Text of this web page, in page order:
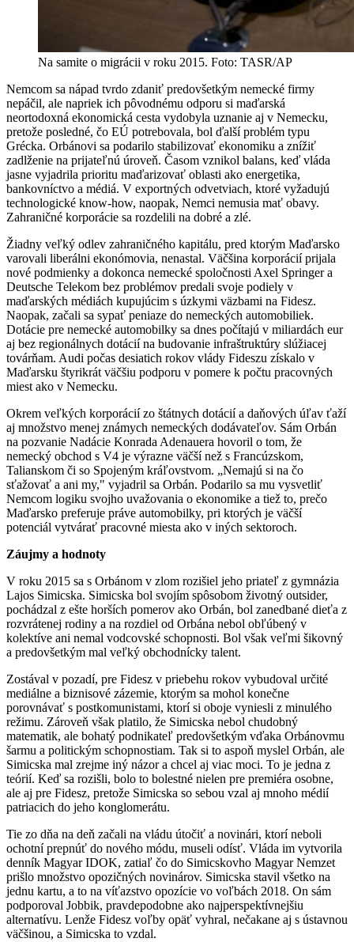
Na samite o migrácii v roku 2015. Foto: TASR/AP
Nemcom sa nápad tvrdo zdaniť predovšetkým nemecké firmy
nepáčil, ale napriek ich pôvodnému odporu si maďarská
neortodoxná ekonomická cesta vydobyla uznanie aj v Nemecku,
pretože posledné, čo EÚ potrebovala, bol ďalší problém typu
Grécka. Orbánovi sa podarilo stabilizovať ekonomiku a znížiť
zadlženie na prijateľnú úroveň. Časom vznikol balans, keď vláda
jasne vyjadrila prioritu maďarizovať oblasti ako energetika,
bankovníctvo a médiá. V exportných odvetviach, ktoré vyžadujú
technologické know-how, naopak, Nemci nemusia mať obavy.
Zahraničné korporácie sa rozdelili na dobré a zlé.
Žiadny veľký odlev zahraničného kapitálu, pred ktorým Maďarsko
varovali liberálni ekonómovia, nenastal. Väčšina korporácií prijala
nové podmienky a dokonca nemecké spoločnosti Axel Springer a
Deutsche Telekom bez problémov predali svoje podiely v
maďarských médiách kupujúcim s úzkymi väzbami na Fidesz.
Naopak, začali sa sypať peniaze do nemeckých automobiliek.
Dotácie pre nemecké automobilky sa dnes počítajú v miliardách eur
aj bez regionálnych dotácií na budovanie infraštruktúry slúžiacej
továrňam. Audi počas desiatich rokov vlády Fideszu získalo v
Maďarsku štyrikrát väčšiu podporu v pomere k počtu pracovných
miest ako v Nemecku.
Okrem veľkých korporácií zo štátnych dotácií a daňových úľav ťaží
aj množstvo menej známych nemeckých dodávateľov. Sám Orbán
na pozvanie Nadácie Konrada Adenauera hovoril o tom, že
nemecký obchod s V4 je výrazne väčší než s Francúzskom,
Talianskom či so Spojeným kráľovstvom. „Nemajú si na čo
sťažovať a ani my," vyjadril sa Orbán. Podarilo sa mu vysvetliť
Nemcom logiku svojho uvažovania o ekonomike a tiež to, prečo
Maďarsko preferuje práve automobilky, pri ktorých je väčší
potenciál vytvárať pracovné miesta ako v iných sektoroch.
Záujmy a hodnoty
V roku 2015 sa s Orbánom v zlom rozišiel jeho priateľ z gymnázia
Lajos Simicska. Simicska bol svojím spôsobom životný outsider,
pochádzal z ešte horších pomerov ako Orbán, bol zanedbané dieťa z
rozvrátenej rodiny a na rozdiel od Orbána nebol obľúbený v
kolektíve ani nemal vodcovské schopnosti. Bol však veľmi šikovný
a predovšetkým mal veľký obchodnícky talent.
Zostával v pozadí, pre Fidesz v priebehu rokov vybudoval určité
mediálne a biznisové zázemie, ktorým sa mohol konečne
porovnávať s postkomunistami, ktorí si oboje vyniesli z minulého
režimu. Zároveň však platilo, že Simicska nebol chudobný
matematik, ale bohatý podnikateľ predovšetkým vďaka Orbánovmu
šarmu a politickým schopnostiam. Tak si to aspoň myslel Orbán, ale
Simicska mal zrejme iný názor a chcel aj viac moci. To je jedna z
teórií. Keď sa rozišli, bolo to bolestné nielen pre premiéra osobne,
ale aj pre Fidesz, pretože Simicska so sebou vzal aj mnoho médií
patriacich do jeho konglomerátu.
Tie zo dňa na deň začali na vládu útočiť a novinári, ktorí neboli
ochotní prepnúť do nového módu, museli odísť. Vláda im vytvorila
denník Magyar IDOK, zatiaľ čo do Simicskovho Magyar Nemzet
prišlo množstvo opozičných novinárov. Simicska stavil všetko na
jednu kartu, a to na víťazstvo opozície vo voľbách 2018. On sám
podporoval Jobbik, pravdepodobne ako najperspektívnejšiu
alternatívu. Lenže Fidesz voľby opäť vyhral, ​​nečakane aj s ústavnou
väčšinou, a Simicska to vzdal.